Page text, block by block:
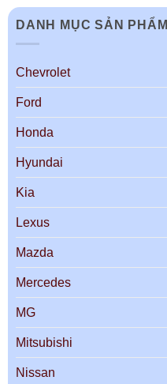
DANH MỤC SẢN PHẨM
Chevrolet
Ford
Honda
Hyundai
Kia
Lexus
Mazda
Mercedes
MG
Mitsubishi
Nissan